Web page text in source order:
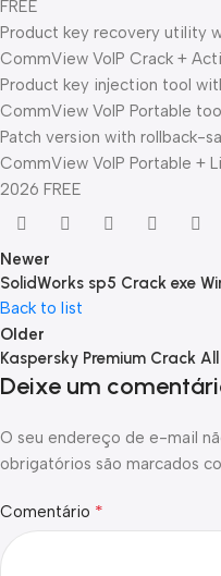
FREE
Product key recovery utility
CommView VoIP Crack +
Product key injection tool
CommView VoIP Portable
Patch version with rollback-
CommView VoIP Portable +
2026 FREE
Newer
SolidWorks sp5 Crack exe
Back to list
Older
Kaspersky Premium Crack
Deixe um
O seu endereço de e-mail
obrigatórios são marcados
Comentário *